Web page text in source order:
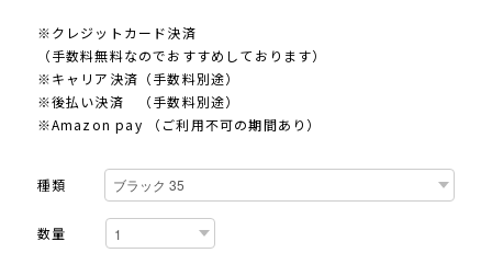
※クレジットカード決済
（手数料無料なのでおすすめしております）
※キャリア決済（手数料別途）
※後払い決済 （手数料別途）
※Amazon pay （ご利用不可の期間あり）
種類
数量